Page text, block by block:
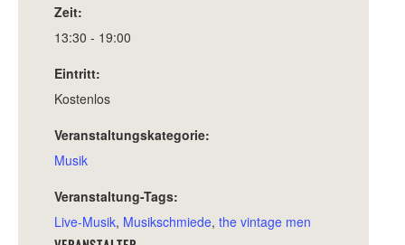
Zeit:
13:30 - 19:00
Eintritt:
Kostenlos
Veranstaltungskategorie:
Musik
Veranstaltung-Tags:
Live-Musik, Musikschmiede, the vintage men